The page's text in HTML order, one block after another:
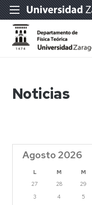
Noticias
Agosto 2026
L M M
27
28 29
3
4 5